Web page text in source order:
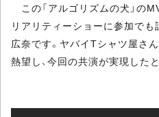
この「アルゴリズムの犬」の
リアリティーショーに参加で
広奈です。ヤバイTシャツ屋さ
熱望し、今回の共演が実現した